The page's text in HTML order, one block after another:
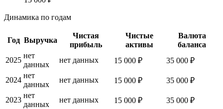
Динамика по годам
Год Выручка
Чистая
прибыль
Чистые
активы
Валюта
баланса
2025
нет
данных
нет данных 15 000 ₽ 35 000 ₽
2024
нет
данных
нет данных 15 000 ₽ 35 000 ₽
2023
нет
данных
нет данных 15 000 ₽ 35 000 ₽